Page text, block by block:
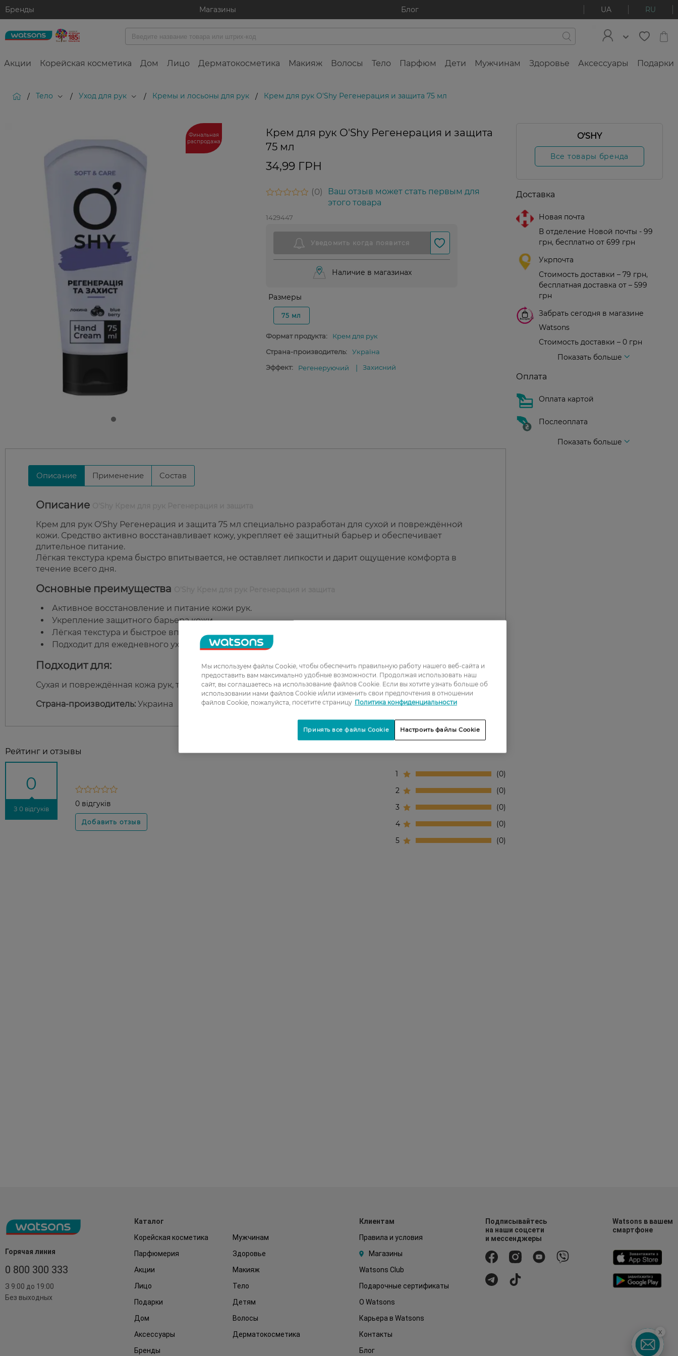
Бренды Магазины Блог UA RU
Акции Корейская косметика Дом Лицо Дерматокосметика Макияж Волосы Тело Парфюм Дети Мужчинам Здоровье Аксессуары Подарки
/ Тело / Уход для рук / Кремы и лосьоны для рук / Крем для рук O'Shy Регенерация и защита 75 мл
Финальная
распродажа
Крем для рук O'Shy Регенерация и защита
75 мл
34,99 ГРН
0
Ваш отзыв может стать первым для
этого товара
1429447
Наличие в магазинах
Размеры
75 мл
Формат продукта:
Крем для рук
Страна-производитель:
Україна
Эффект:
Регенеруючий Захисний
Описание Применение Состав
Описание
Крем для рук O'Shy Регенерация и защита 75 мл специально разработан для сухой и повреждённой
кожи. Средство активно восстанавливает кожу, укрепляет её защитный барьер и обеспечивает
длительное питание.
Лёгкая текстура крема быстро впитывается, не оставляет липкости и дарит ощущение комфорта в
течение всего дня.
Основные преимущества
Активное восстановление и питание кожи рук.
Укрепление защитного барьера кожи.
Лёгкая текстура и быстрое впитывание без липкости.
Подходит для ежедневного ухода за сухой кожей.
Подходит для:
Сухая и повреждённая кожа рук, требующая регенерации и защиты.
Страна-производитель: Украина
Рейтинг и отзывы
0
З 0 відгуків
0 відгуків
1
0
2
0
3
0
4
0
5
0
O'SHY
Все товары бренда
Доставка
Новая почта
В отделение Новой почты - 99
грн, бесплатно от 699 грн
Укрпочта
Стоимость доставки – 79 грн,
бесплатная доставка от – 599
грн
Забрать сегодня в магазине
Watsons
Стоимость доставки – 0 грн
Показать больше
Оплата
Оплата картой
Послеоплата
Показать больше
Горячая линия
0 800 300 333
З 9:00 до 19:00
Без выходных
Каталог
Корейская косметика
Мужчинам
Парфюмерия
Здоровье
Акции
Макияж
Лицо
Тело
Подарки
Детям
Дом
Волосы
Аксессуары
Дерматокосметика
Бренды
Клиентам
Правила и условия
Магазины
Watsons Club
Подарочные сертификаты
О Watsons
Карьера в Watsons
Контакты
Блог
Подписывайтесь
на наши соцсети
и мессенджеры
Watsons в вашем
смартфоне
x
Мы используем файлы Cookie, чтобы обеспечить правильную работу нашего веб-сайта и
предоставить вам максимально удобные возможности. Продолжая использовать наш
сайт, вы соглашаетесь на использование файлов Cookie. Если вы хотите узнать больше об
использовании нами файлов Cookie и/или изменить свои предпочтения в отношении
файлов Cookie, пожалуйста, посетите страницу Политика конфиденциальности
Настроить файлы Cookie
Принять все файлы Cookie